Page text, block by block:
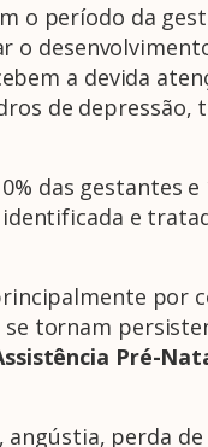
o período da
o
a devida
de depressão,
das gestantes
e
por
tornam
Pré-
perda